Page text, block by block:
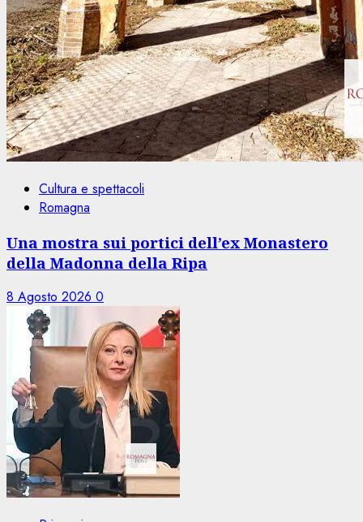
Cultura e spettacoli
Romagna
Una mostra sui portici dell’ex Monastero
della Madonna della Ripa
8 Agosto 2026 0